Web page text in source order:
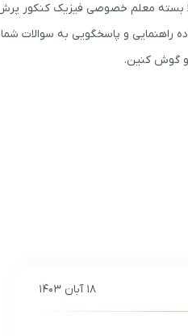
بسته معلم خصوصی فیزیک کنکور
و پاسخگویی به سوالات
گوش کنین.
۱۸ آبان ۱۴۰۳